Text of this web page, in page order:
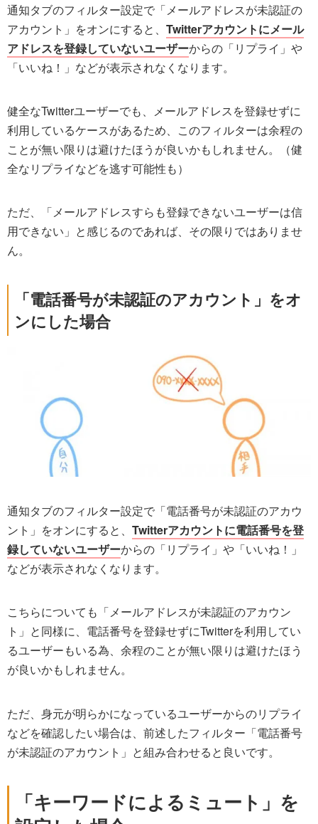
通知タブのフィルター設定で「メールアドレスが未認証の
アカウント」をオンにすると、 Twitterアカウントにメール
アドレスを登録していないユーザーからの「リプライ」や
「いいね！」などが表示されなくなります。
健全なTwitterユーザーでも、メールアドレスを登録せずに
利用しているケースがあるため、このフィルターは余程の
ことが無い限りは避けたほうが良いかもしれません。（健
全なリプライなどを逃す可能性も）
ただ、「メールアドレスすらも登録できないユーザーは信
用できない」と感じるのであれば、その限りではありませ
ん。
「電話番号が未認証のアカウント」をオ
ンにした場合
通知タブのフィルター設定で「電話番号が未認証のアカウ
ント」をオンにすると、 Twitterアカウントに電話番号を登
録していないユーザーからの「リプライ」や「いいね！」
などが表示されなくなります。
こちらについても「メールアドレスが未認証のアカウン
ト」と同様に、電話番号を登録せずにTwitterを利用してい
るユーザーもいる為、余程のことが無い限りは避けたほう
が良いかもしれません。
ただ、身元が明らかになっているユーザーからのリプライ
などを確認したい場合は、前述したフィルター「電話番号
が未認証のアカウント」と組み合わせると良いです。
「キーワードによるミュート」を